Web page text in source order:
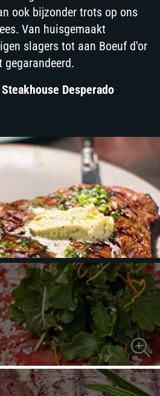
ook bijzonder trots op ons
Van huisgemaakt
slagers tot aan Boeuf d'or
gegarandeerd.
Desperado